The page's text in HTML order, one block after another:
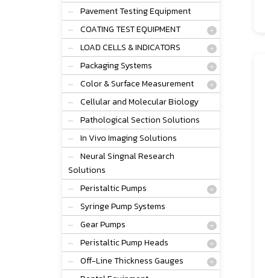
Pavement Testing Equipment
COATING TEST EQUIPMENT
LOAD CELLS & INDICATORS
Packaging Systems
Color & Surface Measurement
Cellular and Molecular Biology
Pathological Section Solutions
In Vivo Imaging Solutions
Neural Singnal Research
Solutions
Peristaltic Pumps
Syringe Pump Systems
Gear Pumps
Peristaltic Pump Heads
Off-Line Thickness Gauges